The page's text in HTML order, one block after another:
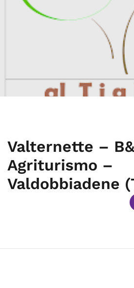
Valternette –
Agriturismo –
Valdobbiadene